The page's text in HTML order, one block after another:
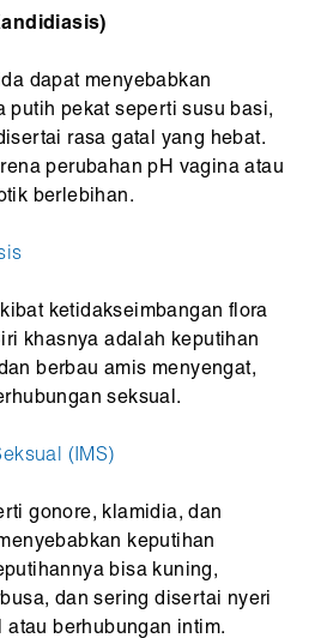
dapat menyebabkan
putih pekat seperti susu basi,
rasa gatal yang hebat.
perubahan pH vagina atau
berlebihan.
ketidakseimbangan flora
khasnya adalah keputihan
berbau amis menyengat,
seksual.
(IMS)
gonore, klamidia, dan
keputihan
bisa kuning,
dan sering disertai nyeri
atau berhubungan intim.